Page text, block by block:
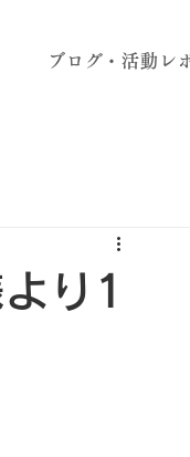
ブログ・活動レ
り1